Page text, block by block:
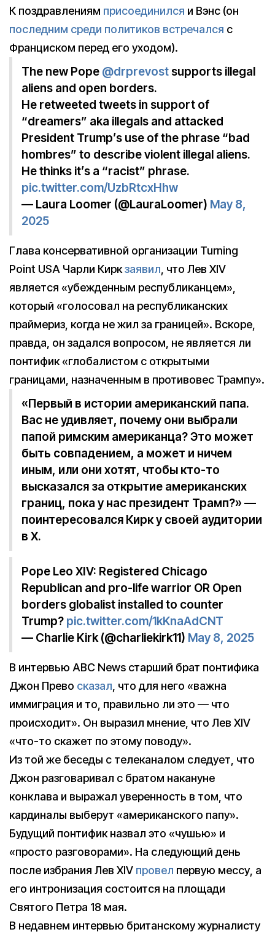
К поздравлениям присоединился и Вэнс (он
последним среди политиков встречался с
Франциском перед его уходом).
The new Pope @drprevost supports illegal
aliens and open borders.
He retweeted tweets in support of
“dreamers” aka illegals and attacked
President Trump’s use of the phrase “bad
hombres” to describe violent illegal aliens.
He thinks it’s a “racist” phrase.
pic.twitter.com/UzbRtcxHhw
— Laura Loomer (@LauraLoomer) May 8,
2025
Глава консервативной организации Turning
Point USA Чарли Киркзаявил, что Лев XIV
является «убежденным республиканцем»,
который «голосовал на республиканских
праймериз, когда не жил за границей». Вскоре,
правда, он задался вопросом, не является ли
понтифик «глобалистом с открытыми
границами, назначенным в противовес Трампу».
«Первый в истории американский папа.
Вас не удивляет, почему они выбрали
папой римским американца? Это может
быть совпадением, а может и ничем
иным, или они хотят, чтобы кто-то
высказался за открытие американских
границ, пока у нас президент Трамп?» —
поинтересовался Кирк у своей аудитории
в X.
Pope Leo XIV: Registered Chicago
Republican and pro-life warrior OR Open
borders globalist installed to counter
Trump? pic.twitter.com/1kKnaAdCNT
— Charlie Kirk (@charliekirk11) May 8, 2025
В интервью ABC News старший брат понтифика
Джон Прево сказал, что для него «важна
иммиграция и то, правильно ли это — что
происходит». Он выразил мнение, что Лев XIV
«что-то скажет по этому поводу».
Из той же беседы с телеканалом следует, что
Джон разговаривал с братом накануне
конклава и выражал уверенность в том, что
кардиналы выберут «американского папу».
Будущий понтифик назвал это «чушью» и
«просто разговорами». На следующий день
после избрания Лев XIV провел первую мессу, а
его интронизация состоится на площади
Святого Петра 18 мая.
В недавнем интервью британскому журналисту